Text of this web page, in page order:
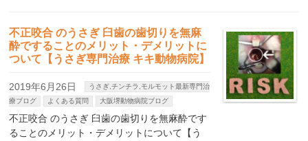
不正咬合 のうさぎ 臼歯の歯切りを無麻
酔ですることのメリット・デメリットに
ついて【うさぎ専門治療 キキ動物病院】
2019年6月26日
うさぎ,チンチラ,モルモット最新専門治
療ブログ
よくある質問 大阪堺動物病院ブログ
不正咬合 のうさぎ 臼歯の歯切りを無麻酔です
ることのメリット・デメリットについて【う